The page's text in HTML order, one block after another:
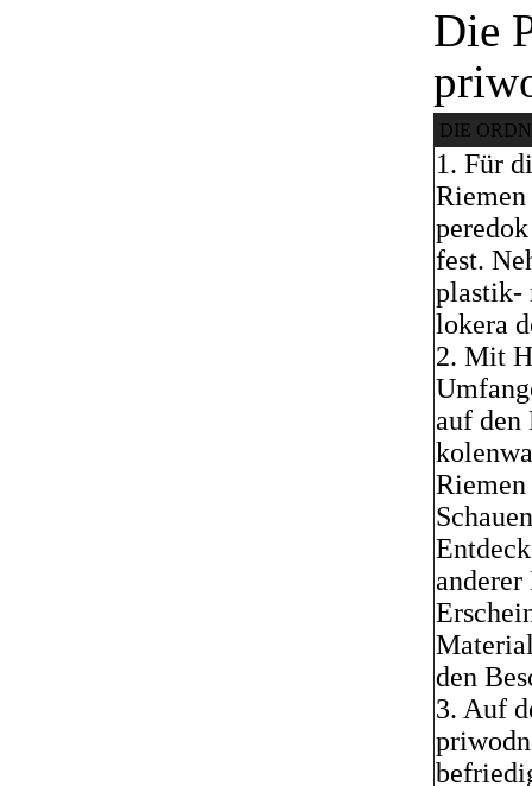
Die
DIE
1. Für
fest.
plastik-
lokera
2. Mit
auf den
Riemen
anderer
den
3. Auf